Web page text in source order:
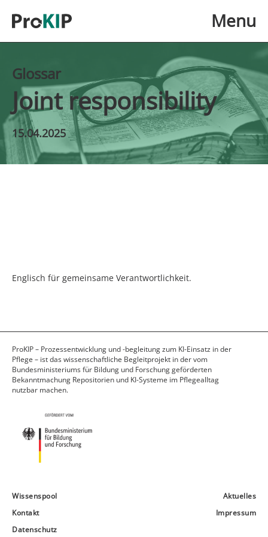
Menu
Glossar
Joint responsibility
15.04.2025
Englisch für gemeinsame Verantwortlichkeit.
ProKIP – Prozessentwicklung und -begleitung zum KI-Einsatz in der
Pflege – ist das wissenschaftliche Begleitprojekt in der vom
Bundesministeriums für Bildung und Forschung geförderten
Bekanntmachung Repositorien und KI-Systeme im Pflegealltag
nutzbar machen.
Wissenspool
Aktuelles
Kontakt
Impressum
Datenschutz